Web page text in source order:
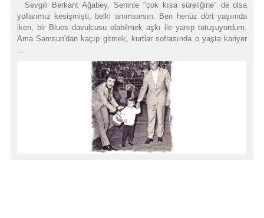
Sevgili Berkant Ağabey, Seninle "çok kısa süreliğine" de olsa
yollarımız kesişmişti, belki anımsarsın. Ben henüz dört yaşımda
iken, bir Blues davulcusu olabilmek aşkı ile yanıp tutuşuyordum.
Ama Samsun'dan kaçıp gitmek, kurtlar sofrasında o yaşta kariyer
...